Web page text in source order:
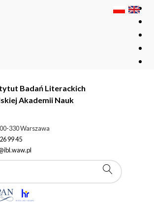
Badań Literackich
Akademii Nauk
330 Warszawa
99 45
Polskiej Akademii Nauk
Komisje wyłonione przez Radę Naukową
wyłonione
Naukową